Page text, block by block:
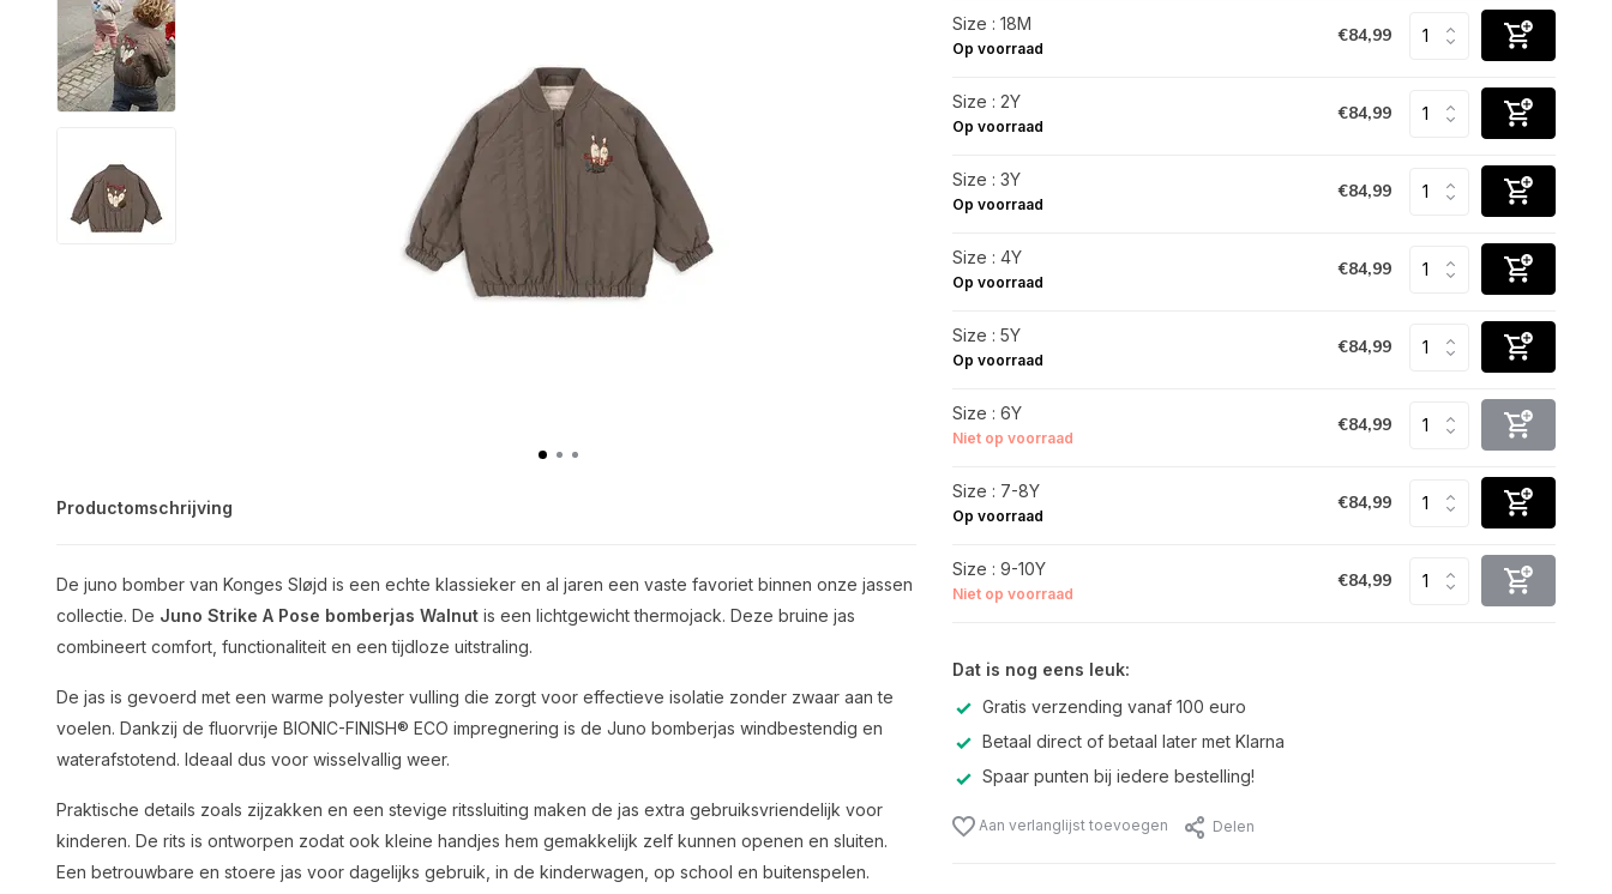
Productomschrijving
De juno bomber van Konges Sløjd is een echte klassieker en al jaren een vaste favoriet binnen onze jassen
collectie. De Juno Strike A Pose bomberjas Walnut is een lichtgewicht thermojack. Deze bruine jas
combineert comfort, functionaliteit en een tijdloze uitstraling.
De jas is gevoerd met een warme polyester vulling die zorgt voor effectieve isolatie zonder zwaar aan te
voelen. Dankzij de fluorvrije BIONIC-FINISH® ECO impregnering is de Juno bomberjas windbestendig en
waterafstotend. Ideaal dus voor wisselvallig weer.
Praktische details zoals zijzakken en een stevige ritssluiting maken de jas extra gebruiksvriendelijk voor
kinderen. De rits is ontworpen zodat ook kleine handjes hem gemakkelijk zelf kunnen openen en sluiten.
Een betrouwbare en stoere jas voor dagelijks gebruik, in de kinderwagen, op school en buitenspelen.
Size : 18M
Op voorraad
€84,99
Size : 2Y
Op voorraad
€84,99
Size : 3Y
Op voorraad
€84,99
Size : 4Y
Op voorraad
€84,99
Size : 5Y
Op voorraad
€84,99
Size : 6Y
Niet op voorraad
€84,99
Size : 7-8Y
Op voorraad
€84,99
Size : 9-10Y
Niet op voorraad
€84,99
Dat is nog eens leuk:
Gratis verzending vanaf 100 euro
Betaal direct of betaal later met Klarna
Spaar punten bij iedere bestelling!
Aan verlanglijst toevoegen Delen